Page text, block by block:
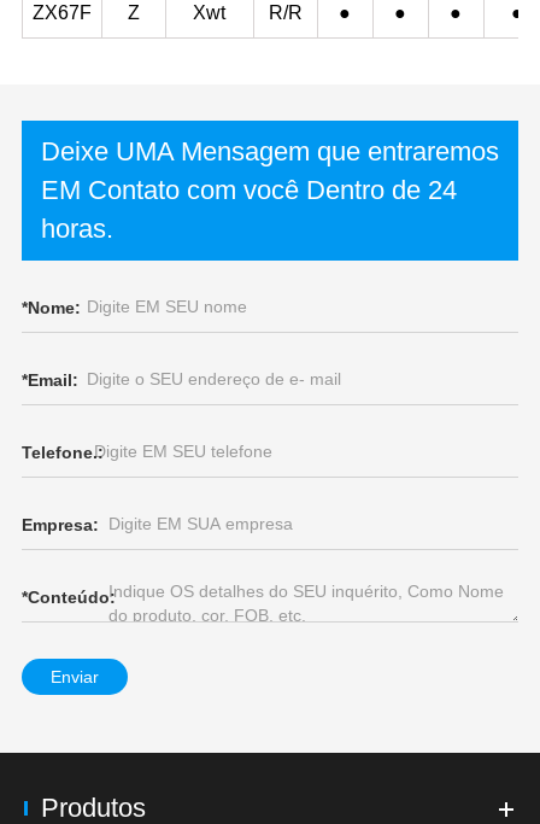
ZX67F Z Xwt R/R ● ● ● ●
Deixe UMA Mensagem que entraremos
EM Contato com você Dentro de 24
horas.
*Nome:
*Email:
Telefone.:
Empresa:
*Conteúdo:
Enviar
Produtos